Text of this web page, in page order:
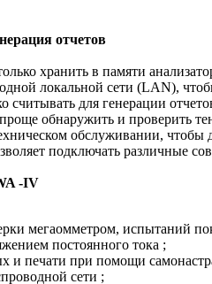
отчетов
хранить в памяти
локальной сети (LAN),
для генерации
обнаружить и проверить
обслуживании,
подключать различные
-IV
мегаомметром, испытаний
постоянного тока ;
и печати при помощи
сети ;